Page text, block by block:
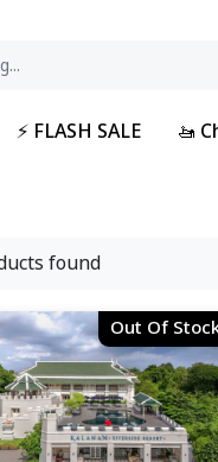
⚡ FLASH SALE 🚤
found
Out Of